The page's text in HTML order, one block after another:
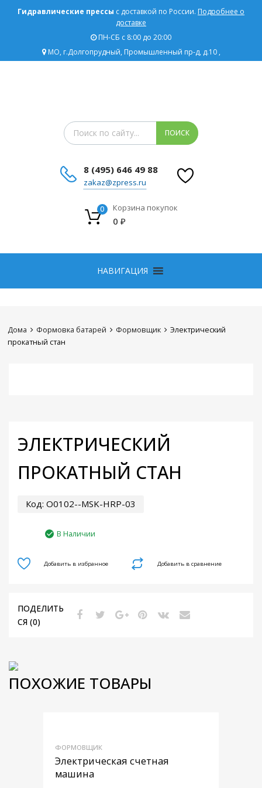
Гидравлические прессы с доставкой по России. Подробнее о
доставке
ПН-СБ с 8:00 до 20:00
МО, г.Долгопрудный, Промышленный пр-д, д.10 ,
Поиск товаров
ПОИСК
8 (495) 646 49 88
zakaz@zpress.ru
Корзина покупок
0 ₽
0
НАВИГАЦИЯ
Дома Формовка батарей Формовщик
Электрический
прокатный стан
ЭЛЕКТРИЧЕСКИЙ
ПРОКАТНЫЙ СТАН
Код: O0102--MSK-HRP-03
В Наличии
Добавить в сравнение
Добавить в избранное
ПОДЕЛИТЬ
СЯ (0)
ПОХОЖИЕ ТОВАРЫ
ФОРМОВЩИК
Электрическая счетная
машина